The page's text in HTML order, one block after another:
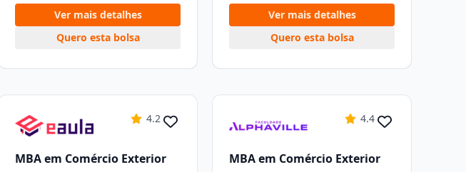
Ver mais detalhes
Quero esta bolsa
Ver mais detalhes
Quero esta bolsa
4.2
MBA em Comércio Exterior
4.4
MBA em Comércio Exterior